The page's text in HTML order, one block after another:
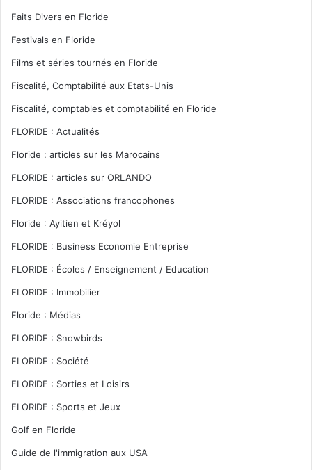
Faits Divers en Floride
Festivals en Floride
Films et séries tournés en Floride
Fiscalité, Comptabilité aux Etats-Unis
Fiscalité, comptables et comptabilité en Floride
FLORIDE : Actualités
Floride : articles sur les Marocains
FLORIDE : articles sur ORLANDO
FLORIDE : Associations francophones
Floride : Ayitien et Kréyol
FLORIDE : Business Economie Entreprise
FLORIDE : Écoles / Enseignement / Education
FLORIDE : Immobilier
Floride : Médias
FLORIDE : Snowbirds
FLORIDE : Société
FLORIDE : Sorties et Loisirs
FLORIDE : Sports et Jeux
Golf en Floride
Guide de l'immigration aux USA